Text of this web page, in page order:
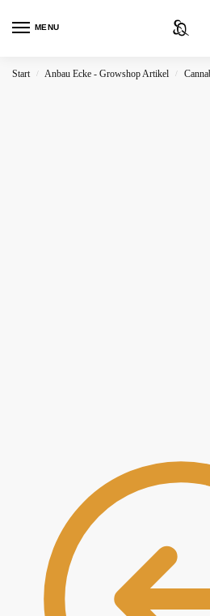
MENU
Start / Anbau Ecke - Growshop Artikel /